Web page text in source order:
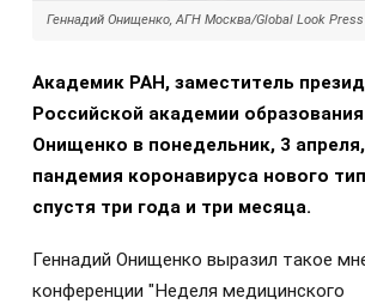
Геннадий Онищенко, АГН Москва/Global Look Press
Академик РАН, заместитель
Российской академии
Онищенко в понедельник, 3
пандемия коронавируса нового
спустя три года и три месяца.
Геннадий Онищенко выразил такое
конференции "Неделя медицинского